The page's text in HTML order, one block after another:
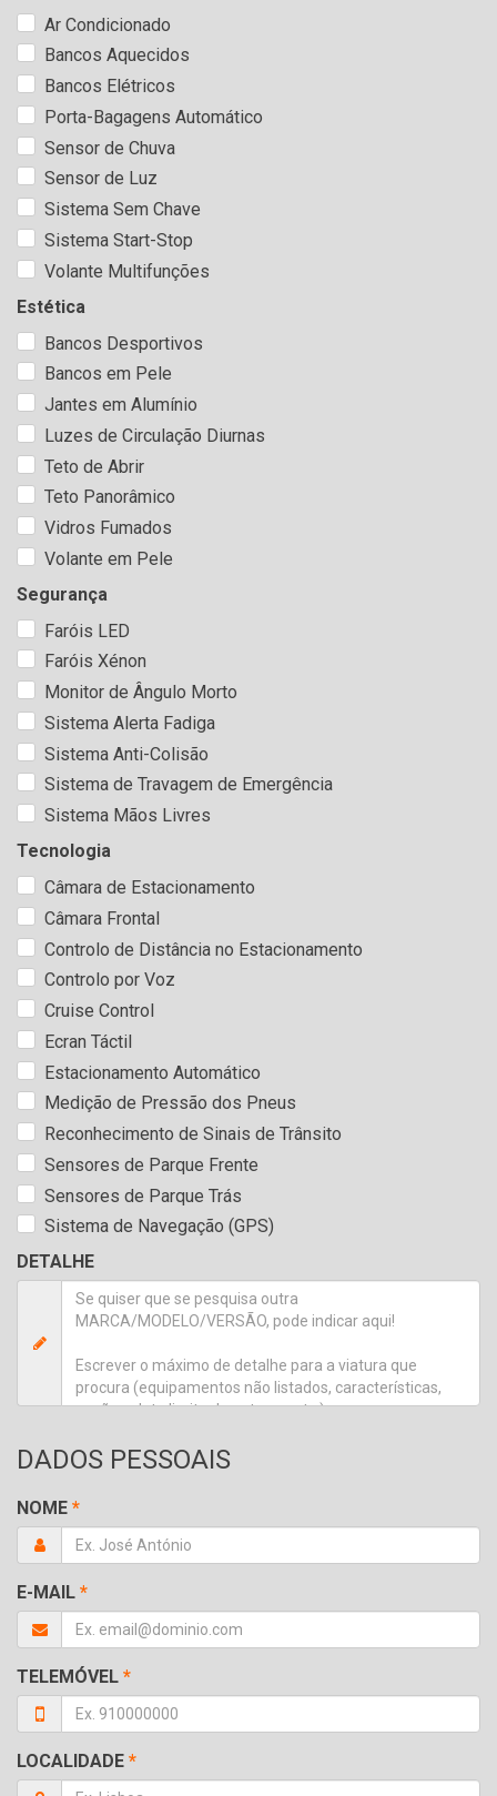
Ar Condicionado
Bancos Aquecidos
Bancos Elétricos
Porta-Bagagens Automático
Sensor de Chuva
Sensor de Luz
Sistema Sem Chave
Sistema Start-Stop
Volante Multifunções
Estética
Bancos Desportivos
Bancos em Pele
Jantes em Alumínio
Luzes de Circulação Diurnas
Teto de Abrir
Teto Panorâmico
Vidros Fumados
Volante em Pele
Segurança
Faróis LED
Faróis Xénon
Monitor de Ângulo Morto
Sistema Alerta Fadiga
Sistema Anti-Colisão
Sistema de Travagem de Emergência
Sistema Mãos Livres
Tecnologia
Câmara de Estacionamento
Câmara Frontal
Controlo de Distância no Estacionamento
Controlo por Voz
Cruise Control
Ecran Táctil
Estacionamento Automático
Medição de Pressão dos Pneus
Reconhecimento de Sinais de Trânsito
Sensores de Parque Frente
Sensores de Parque Trás
Sistema de Navegação (GPS)
DETALHE
DADOS PESSOAIS
NOME *
E-MAIL *
TELEMÓVEL *
LOCALIDADE *